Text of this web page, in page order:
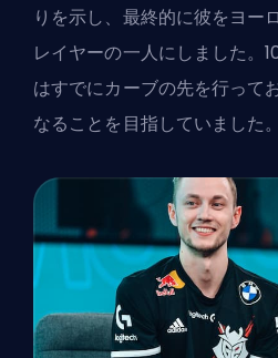
りを示し、最終的に彼をヨー
レイヤーの一人にしました。
はすでにカーブの先を行って
なることを目指していました。